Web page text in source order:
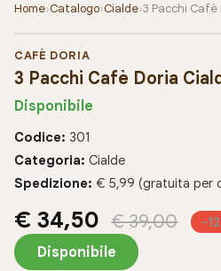
Home›Catalogo›Cialde›3 Pacchi
CAFÈ DORIA
3 Pacchi Cafè Doria
Disponibile
Codice: 301
Categoria: Cialde
Spedizione: € 5,99 (gratuita per
€ 34,50 € 39,00 -
Disponibile